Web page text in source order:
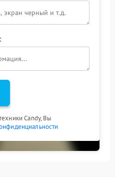
Candy, Вы